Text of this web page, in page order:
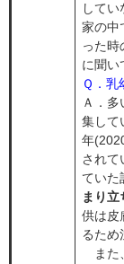
してい
家の中
った時
に聞い
Ｑ．
Ａ．
集して
年
されて
ていた
まり立
供は皮
るため
また